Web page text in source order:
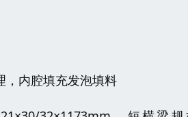
，内腔填充发泡填料